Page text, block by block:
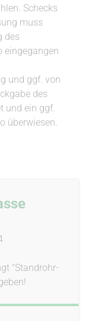
Schecks
muss
des
eingegangen
und ggf. von
des
und ein ggf.
überwiesen.
"Stan­d­rohr­